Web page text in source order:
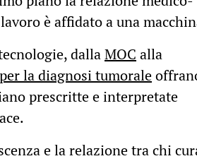
è affidato a una
dallaMOC alla
la diagnosi tumorale
prescritte e interpretate
e la relazione tra chi